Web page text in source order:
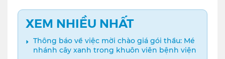
XEM NHIỀU NHẤT
Thông báo về việc mời chào giá gói thầu: Mé
nhánh cây xanh trong khuôn viên bệnh viện